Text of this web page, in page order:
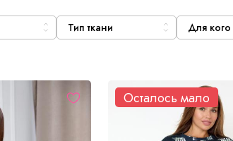
Тип ткани Для кого
Осталось мало